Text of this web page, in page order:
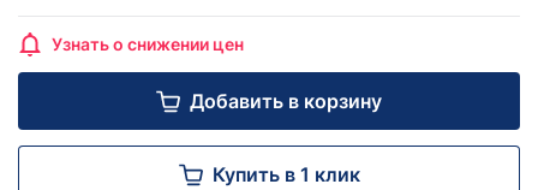
Узнать о снижении цен
Добавить в корзину
Купить в 1 клик